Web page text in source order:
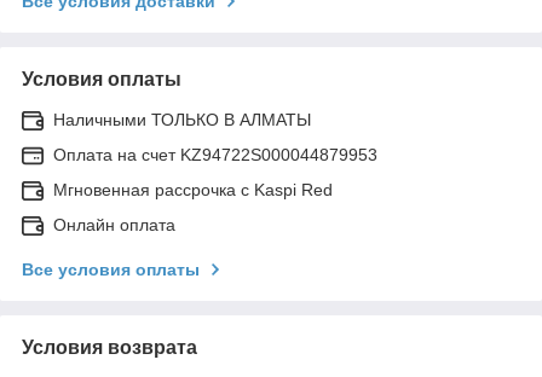
Условия оплаты
Наличными ТОЛЬКО В АЛМАТЫ
Оплата на счет KZ94722S000044879953
Мгновенная рассрочка с Kaspi Red
Онлайн оплата
Все условия оплаты
Условия возврата